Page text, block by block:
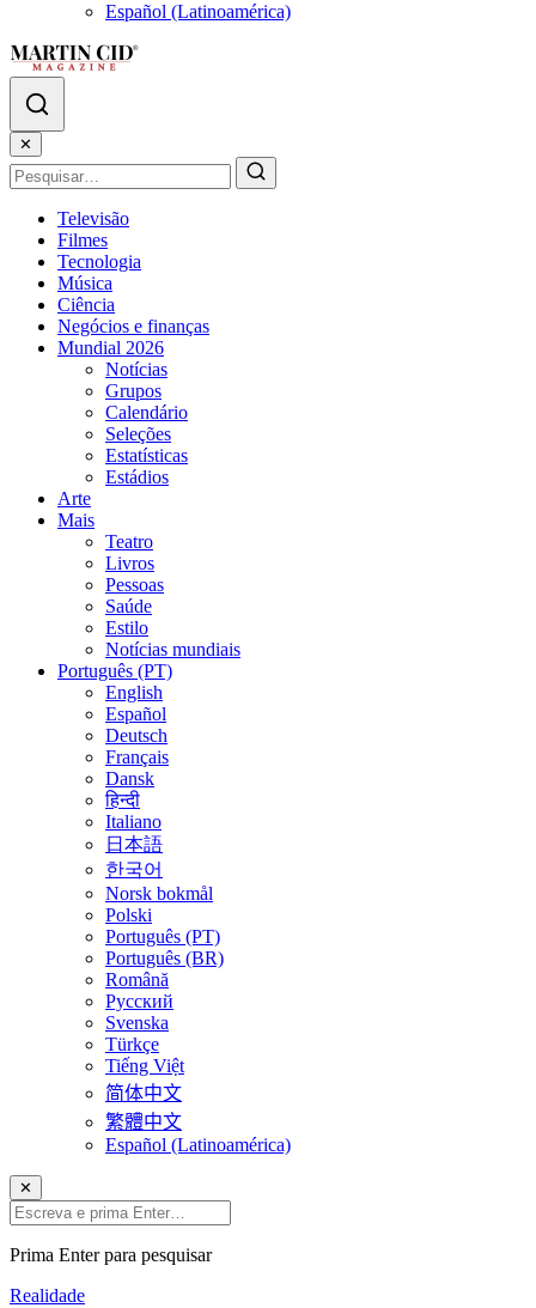
Español (Latinoamérica)
✕
Televisão
Filmes
Tecnologia
Música
Ciência
Negócios e finanças
Mundial 2026
Notícias
Grupos
Calendário
Seleções
Estatísticas
Estádios
Arte
Mais
Teatro
Livros
Pessoas
Saúde
Estilo
Notícias mundiais
Português (PT)
English
Español
Deutsch
Français
Dansk
हिन्दी
Italiano
日本語
한국어
Norsk bokmål
Polski
Português (PT)
Português (BR)
Română
Русский
Svenska
Türkçe
Tiếng Việt
简体中文
繁體中文
Español (Latinoamérica)
✕
Prima Enter para pesquisar
Realidade